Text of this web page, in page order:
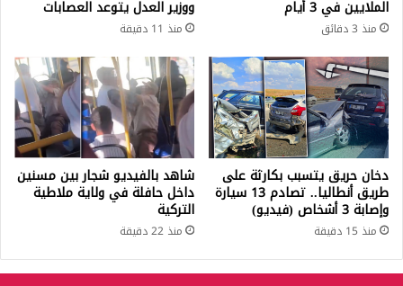
الملايين في 3 أيام
منذ 3 دقائق
ووزير العدل يتوعد العصابات
منذ 11 دقيقة
دخان حريق يتسبب بكارثة على
طريق أنطاليا.. تصادم 13 سيارة
وإصابة 3 أشخاص (فيديو)
منذ 15 دقيقة
شاهد بالفيديو شجار بين مسنين
داخل حافلة في ولاية ملاطية
التركية
منذ 22 دقيقة